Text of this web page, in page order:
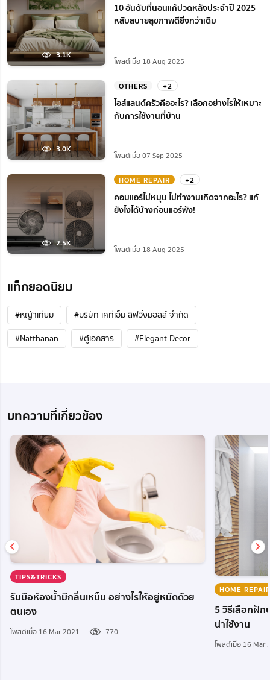
3.1K
10 อันดับที่นอนแก้ปวดหลังประจำปี 2025
หลับสบายสุขภาพดียิ่งกว่าเดิม
โพสต์เมื่อ 18 Aug 2025
3.0K
OTHERS +2
ไอส์แลนด์ครัวคืออะไร? เลือกอย่างไรให้เหมาะ
กับการใช้งานที่บ้าน
โพสต์เมื่อ 07 Sep 2025
2.5K
HOME REPAIR +2
คอมแอร์ไม่หมุน ไม่ทํางานเกิดจากอะไร? แก้
ยังไงได้บ้างก่อนแอร์พัง!
โพสต์เมื่อ 18 Aug 2025
แท็กยอดนิยม
#หญ้าเทียม
#บริษัท เคทีเอ็ม ลิฟวิ่งมอลล์ จำกัด
#Natthanan
#ตู้เอกสาร #Elegant Decor
บทความที่เกี่ยวข้อง
TIPS&TRICKS
รับมือห้องน้ำมีกลิ่นเหม็น อย่างไรให้อยู่หมัดด้วย
ตนเอง
โพสต์เมื่อ 16 Mar 2021 770
HOME REPAIR
5 วิธีเลือกฝัก
น่าใช้งาน
โพสต์เมื่อ 16 Mar